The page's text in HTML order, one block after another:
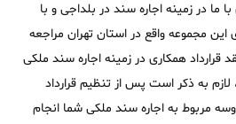
ما در زمینه اجاره سند در بلداجی و با
مجموعه واقع در استان تهران مراجعه
همکاری در زمینه اجاره سند ملکی
لازم به ذکر است پس از تنظیم قرارداد
مدت 1 هفته پروسه مربوط به اجاره سند ملکی شما انجام